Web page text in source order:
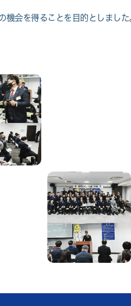
会を得ることを目的としまし